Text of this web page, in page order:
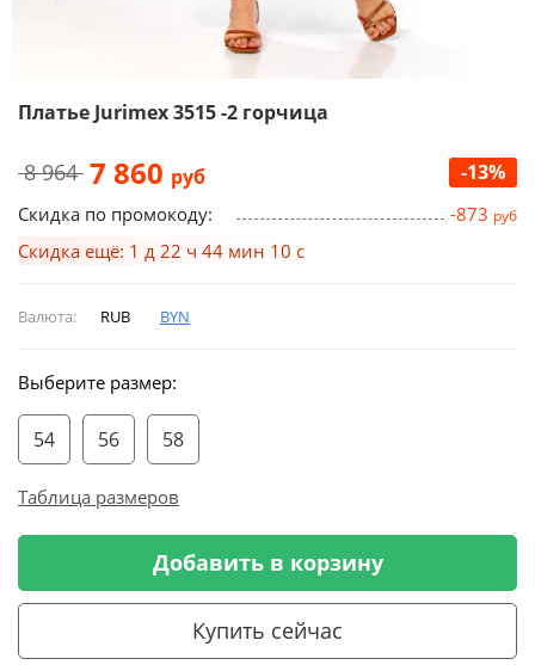
Платье Jurimex 3515 -2 горчица
8 964 7 860 руб -13%
Скидка по промокоду: -873 руб
Скидка ещё: 1 д 22 ч 44 мин 09 с
Валюта: RUB BYN
Выберите размер:
54 56 58
Таблица размеров
Добавить в корзину
Купить сейчас